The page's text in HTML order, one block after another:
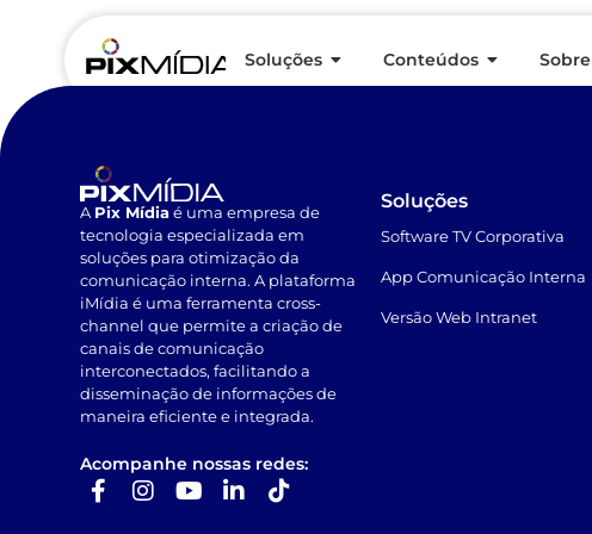
Soluções Conteúdos Sobre
Diagnóstico de CI
A Pix Mídiaé uma empresa de
tecnologia especializada em
soluções para otimização da
comunicação interna. A plataforma
iMídia é uma ferramenta cross-
channel que permite a criação de
canais de comunicação
interconectados, facilitando a
disseminação de informações de
maneira eficiente e integrada.
Acompanhe nossas redes:
Soluções
Software TV Corporativa
App Comunicação Interna
Versão Web Intranet